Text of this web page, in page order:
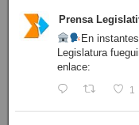
Prensa
En
Legislatura
enlace:
1